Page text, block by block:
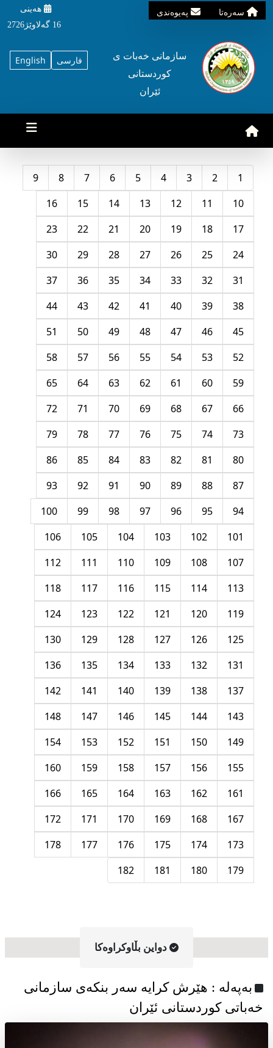
سه‌ره‌تا په‌یوه‌ندی
هه‌ینی
16 گه‌لاوێژ2726
English فارسی
سازمانی خه‌بات ی
کوردستانی
ئێران
1
2
3
4
5
6
7
8
9
10
11
12
13
14
15
16
17
18
19
20
21
22
23
24
25
26
27
28
29
30
31
32
33
34
35
36
37
38
39
40
41
42
43
44
45
46
47
48
49
50
51
52
53
54
55
56
57
58
59
60
61
62
63
64
65
66
67
68
69
70
71
72
73
74
75
76
77
78
79
80
81
82
83
84
85
86
87
88
89
90
91
92
93
94
95
96
97
98
99
100
101
102
103
104
105
106
107
108
109
110
111
112
113
114
115
116
117
118
119
120
121
122
123
124
125
126
127
128
129
130
131
132
133
134
135
136
137
138
139
140
141
142
143
144
145
146
147
148
149
150
151
152
153
154
155
156
157
158
159
160
161
162
163
164
165
166
167
168
169
170
171
172
173
174
175
176
177
178
179
180
181
182
دواین بڵاوکراوه‌کا
به‌په‌له‌ : هێرش کرایە سەر بنکەی سازمانی
خەباتی کوردستانی ئێران